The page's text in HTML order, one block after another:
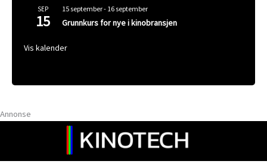
SEP
15
15 september- 16 september
Grunnkurs for nye i kinobransjen
Vis kalender
Annonse